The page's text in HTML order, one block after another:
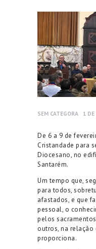
SEM CATEGORA 1 DE
De 6 a 9 de
Cristandade para
Diocesano, no
Santarém.
Um tempo que,
para todos,
afastados, e que
pessoal, o
pelos
outros, na relação
proporciona.